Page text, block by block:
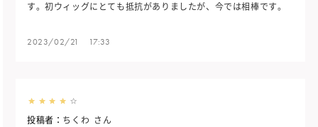
す。初ウィッグにとても抵抗がありましたが、今では相棒です。
2023/02/21 17:33
投稿者： ちくわ さん